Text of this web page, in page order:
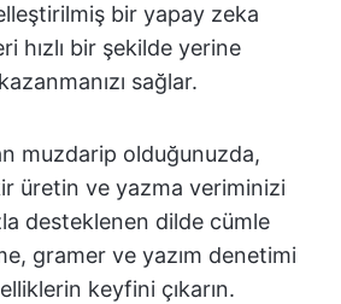
bir yapay zeka
hızlı bir şekilde yerine
sağlar.
muzdarip olduğunuzda,
üretin ve yazma veriminizi
desteklenen dilde cümle
gramer ve yazım denetimi
keyfini çıkarın.